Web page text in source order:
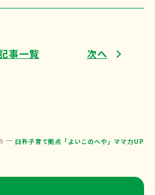
事一覧 次へ
臼杵子育て拠点「よいこのへや」ママ力UP